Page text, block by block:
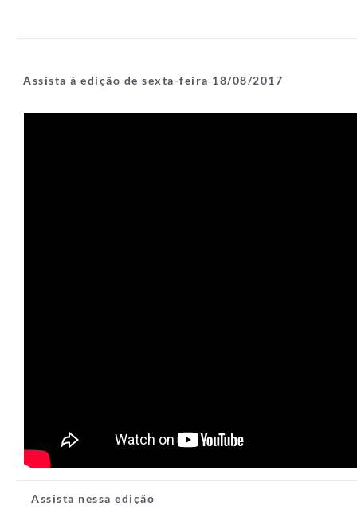
Assista à edição de sexta-feira 18/08/2017
Assista nessa edição